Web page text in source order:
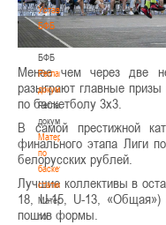
Устав
БФБ
Устав
БФБ
Регламентирующие
документы
Регламентирующие
документы
Материалы
по
баскетбольной
статистике
Материалы
по
Менее чем через две
разыграют главные
по баскетболу 3х3.
В самой престижной
финального этапа Лиги
белорусских рублей.
Лучшие коллективы в
18, U-15, U-13, «Общая»)
пошив формы.